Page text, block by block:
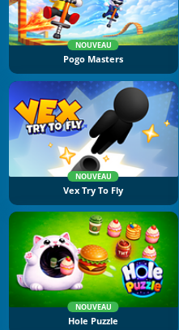
NOUVEAU
Pogo Masters
NOUVEAU
Vex Try To Fly
NOUVEAU
Hole Puzzle